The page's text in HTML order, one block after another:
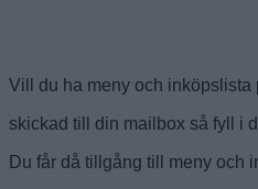
Vill du ha meny och
skickad till din mailbox så fyll i
Du får då tillgång till meny och